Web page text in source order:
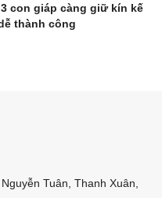
con giáp càng giữ kín kế
thành công
Tuân, Thanh Xuân,